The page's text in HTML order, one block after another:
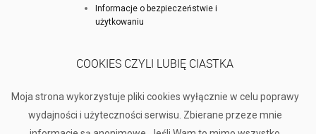
Informacje o bezpieczeństwie i
użytkowaniu
COOKIES CZYLI LUBIĘ CIASTKA
Moja strona wykorzystuje pliki cookies wyłącznie w celu poprawy
wydajności i użyteczności serwisu. Zbierane przeze mnie